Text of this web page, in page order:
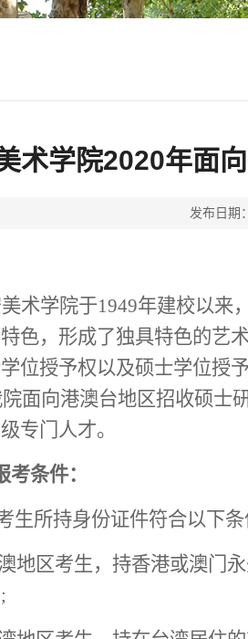
术学院2020年面
发布日
术学院于1949年建校以来
色，形成了独具特色的艺
位授予权以及硕士学位授
面向港澳台地区招收硕士
专门人才。
考条件：
生所持身份证件符合以下条
地区考生，持香港或澳门